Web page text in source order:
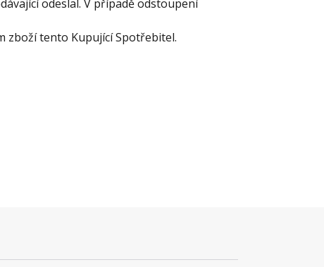
odeslal. V případě odstoupení
zboží tento Kupující Spotřebitel.